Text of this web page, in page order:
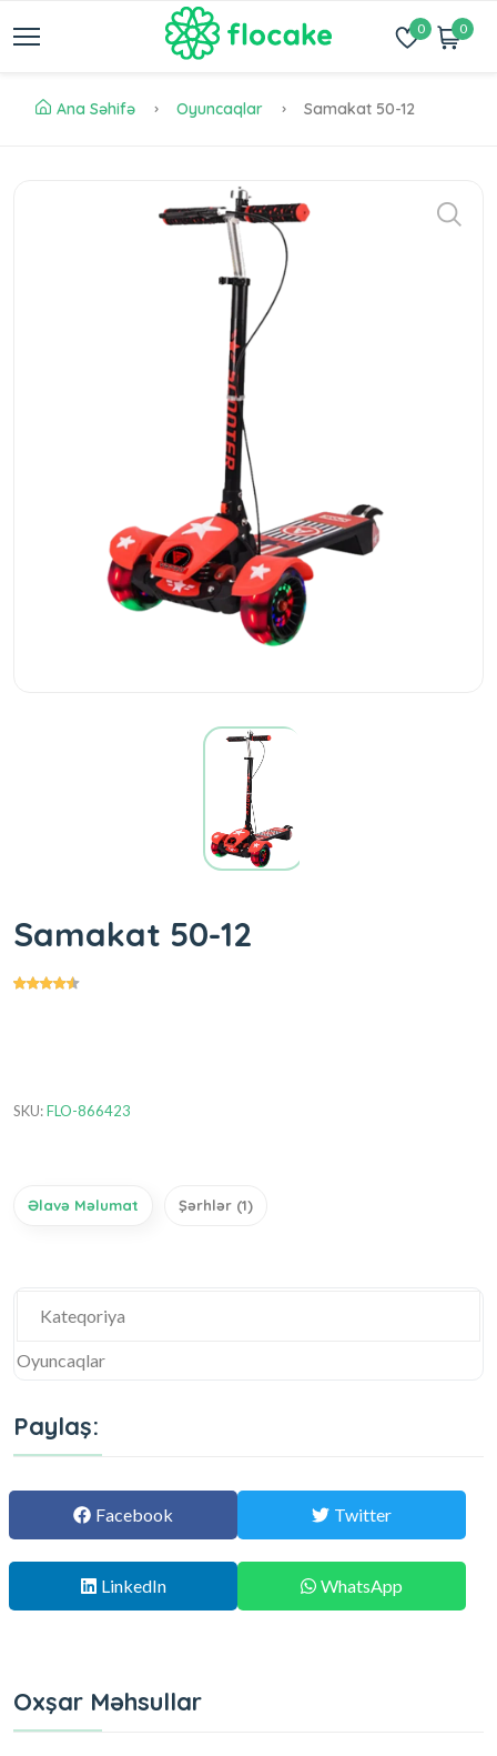
0 0
Ana Səhifə Oyuncaqlar Samakat 50-12
Samakat 50-12
SKU:FLO-866423
Əlavə Məlumat Şərhlər (1)
Kateqoriya
Oyuncaqlar
Paylaş:
Facebook Twitter
LinkedIn WhatsApp
Oxşar Məhsullar